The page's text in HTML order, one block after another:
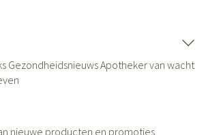
GezondheidsnieuwsApotheker van wacht
nieuwe producten en promoties